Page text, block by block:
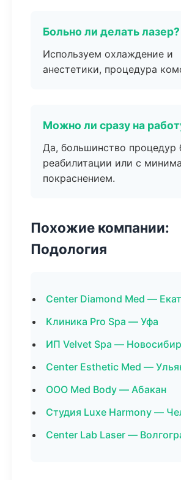
Больно ли делать лазер?
Используем охлаждение и
анестетики, процедура
Можно ли сразу на
Да, большинство процедур
реабилитации или с
покраснением.
Похожие компании:
Подология
Center Diamond Med —
Клиника Pro Spa — Уфа
ИП Velvet Spa —
Center Esthetic Med —
ООО Med Body — Абакан
Студия Luxe Harmony —
Center Lab Laser —